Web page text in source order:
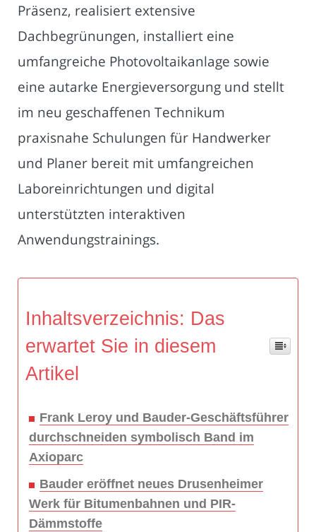
Präsenz, realisiert extensive
Dachbegrünungen, installiert eine
umfangreiche Photovoltaikanlage sowie
eine autarke Energieversorgung und stellt
im neu geschaffenen Technikum
praxisnahe Schulungen für Handwerker
und Planer bereit mit umfangreichen
Laboreinrichtungen und digital
unterstützten interaktiven
Anwendungstrainings.
Inhaltsverzeichnis: Das
erwartet Sie in diesem
Artikel
Frank Leroy und Bauder-Geschäftsführer
durchschneiden symbolisch Band im
Axioparc
Bauder eröffnet neues Drusenheimer
Werk für Bitumenbahnen und PIR-
Dämmstoffe